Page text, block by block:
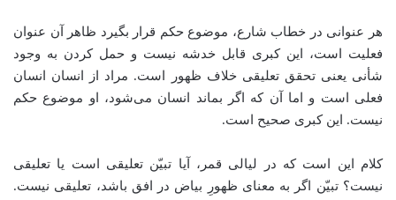
هر عنوانی در خطاب شارع، موضوع حکم قرار بگیرد ظاهر آن عنوان
فعلیت است، این کبری قابل خدشه نیست و حمل کردن به وجود
شأنی یعنی تحقق تعلیقی خلاف ظهور است. مراد از انسان انسان
فعلی است و اما آن که اگر بماند انسان می‌شود، او موضوع حکم
نیست. این کبری صحیح است.
کلام این است که در لیالی قمر، آیا تبیّن تعلیقی است یا تعلیقی
نیست؟ تبیّن اگر به معنای ظهورِ بیاض در افق باشد، تعلیقی نیست.